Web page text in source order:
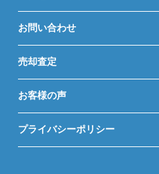
お問い合わせ
売却査定
お客様の声
プライバシーポリシー